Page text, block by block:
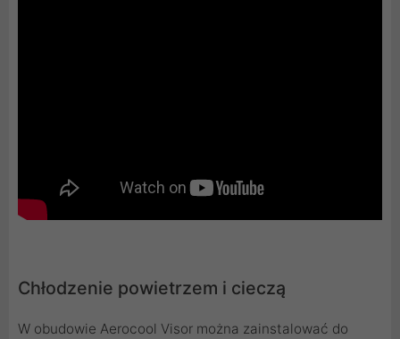
Chłodzenie powietrzem i cieczą
W obudowie Aerocool Visor można zainstalować do